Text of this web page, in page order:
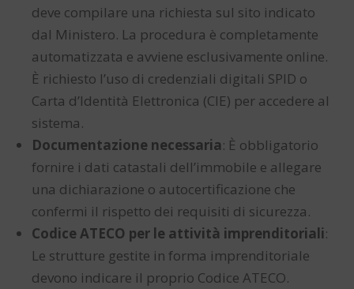
deve compilare una richiesta sul sito indicato
dal Ministero. La procedura è completamente
automatizzata e avviene esclusivamente online.
È richiesto l’uso di credenziali digitali SPID o
Carta d’Identità Elettronica (CIE) per accedere al
sistema.
Documentazione necessaria: È obbligatorio
fornire i dati catastali dell’immobile e allegare
una dichiarazione o autocertificazione che
confermi il rispetto dei requisiti di sicurezza.
Codice ATECO per le attività imprenditoriali:
Le strutture gestite in forma imprenditoriale
devono indicare il proprio Codice ATECO.